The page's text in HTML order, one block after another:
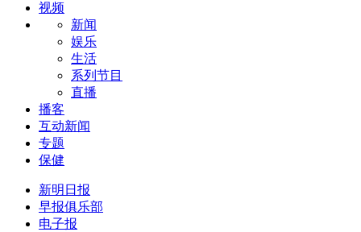
视频
新闻
娱乐
生活
系列节目
直播
播客
互动新闻
专题
保健
新明日报
早报俱乐部
电子报